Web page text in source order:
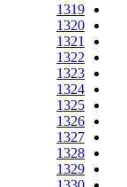
1319
1320
1321
1322
1323
1324
1325
1326
1327
1328
1329